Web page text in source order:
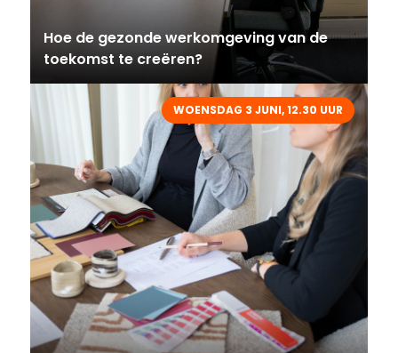
Hoe de gezonde werkomgeving van de
toekomst te creëren?
WOENSDAG 3 JUNI, 12.30 UUR